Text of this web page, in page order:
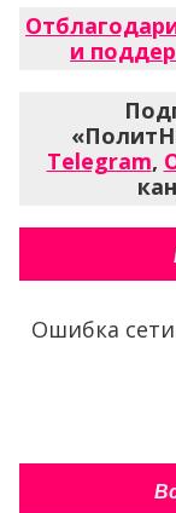
и
Telegram,
Ошибка